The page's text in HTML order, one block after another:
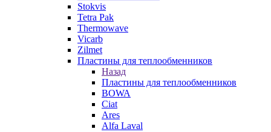
Stokvis
Tetra Pak
Thermowave
Vicarb
Zilmet
Пластины для теплообменников
Назад
Пластины для теплообменников
BOWA
Ciat
Ares
Alfa Laval